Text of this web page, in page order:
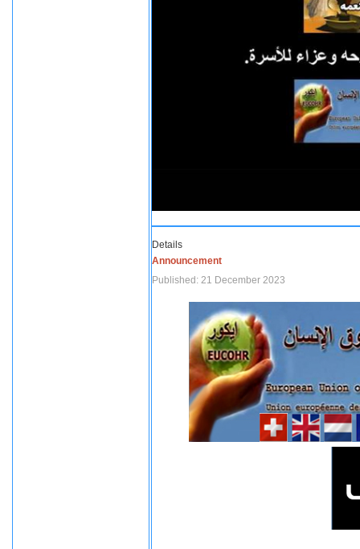
Details
Announcement
Published: 21 December 2023